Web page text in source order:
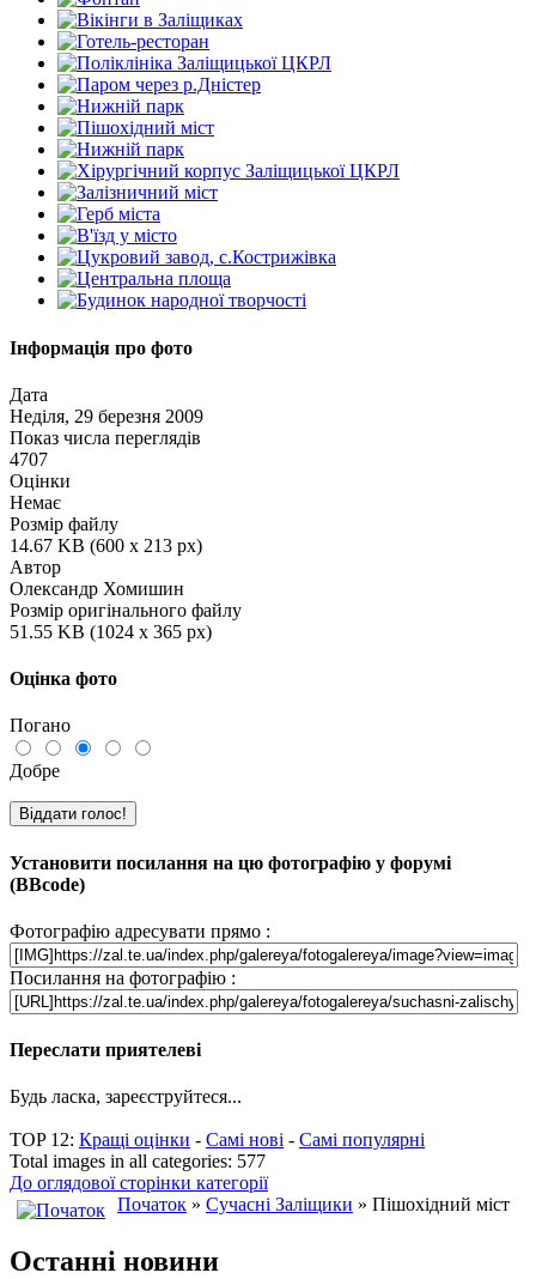
Інформація про фото
Дата
Неділя, 29 березня 2009
Показ числа переглядів
4707
Оцінки
Немає
Розмір файлу
14.67 KB (600 x 213 px)
Автор
Олександр Хомишин
Розмір оригінального файлу
51.55 KB (1024 x 365 px)
Оцінка фото
Погано
Добре
Установити посилання на цю фотографію у форумі
(BBcode)
Фотографію адресувати прямо :
Посилання на фотографію :
Переслати приятелеві
Будь ласка, зареєструйтеся...
TOP 12: Кращі оцінки - Самі нові - Самі популярні
Total images in all categories: 577
До оглядової сторінки категорії
Початок » Сучасні Заліщики » Пішохідний міст
Останні новини